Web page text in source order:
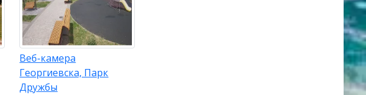
Веб-камера
Георгиевска, Парк
Дружбы